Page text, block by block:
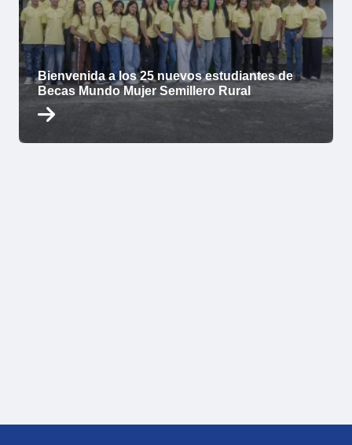
Bienvenida a los 25 nuevos estudiantes de
Becas Mundo Mujer Semillero Rural